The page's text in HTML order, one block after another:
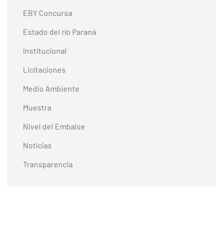
EBY Concursa
Estado del río Paraná
Institucional
Licitaciones
Medio Ambiente
Muestra
Nivel del Embalse
Noticias
Transparencia